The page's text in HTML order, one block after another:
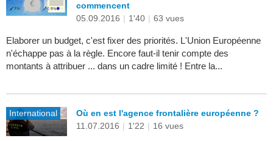
commencent
05.09.2016 | 1'40 | 63 vues
Elaborer un budget, c'est fixer des priorités. L'Union Européenne
n'échappe pas à la règle. Encore faut-il tenir compte des
montants à attribuer ... dans un cadre limité ! Entre la...
International
Où en est l'agence frontalière européenne ?
11.07.2016 | 1'22 | 16 vues